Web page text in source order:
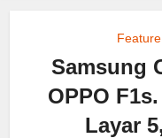
Samsung
OPPO
Layar